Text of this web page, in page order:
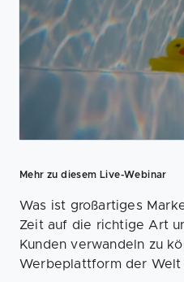
Mehr zu diesem Live-Webinar
Was ist großartiges
Zeit auf die richtige Art
Kunden verwandeln zu
Werbeplattform der Welt